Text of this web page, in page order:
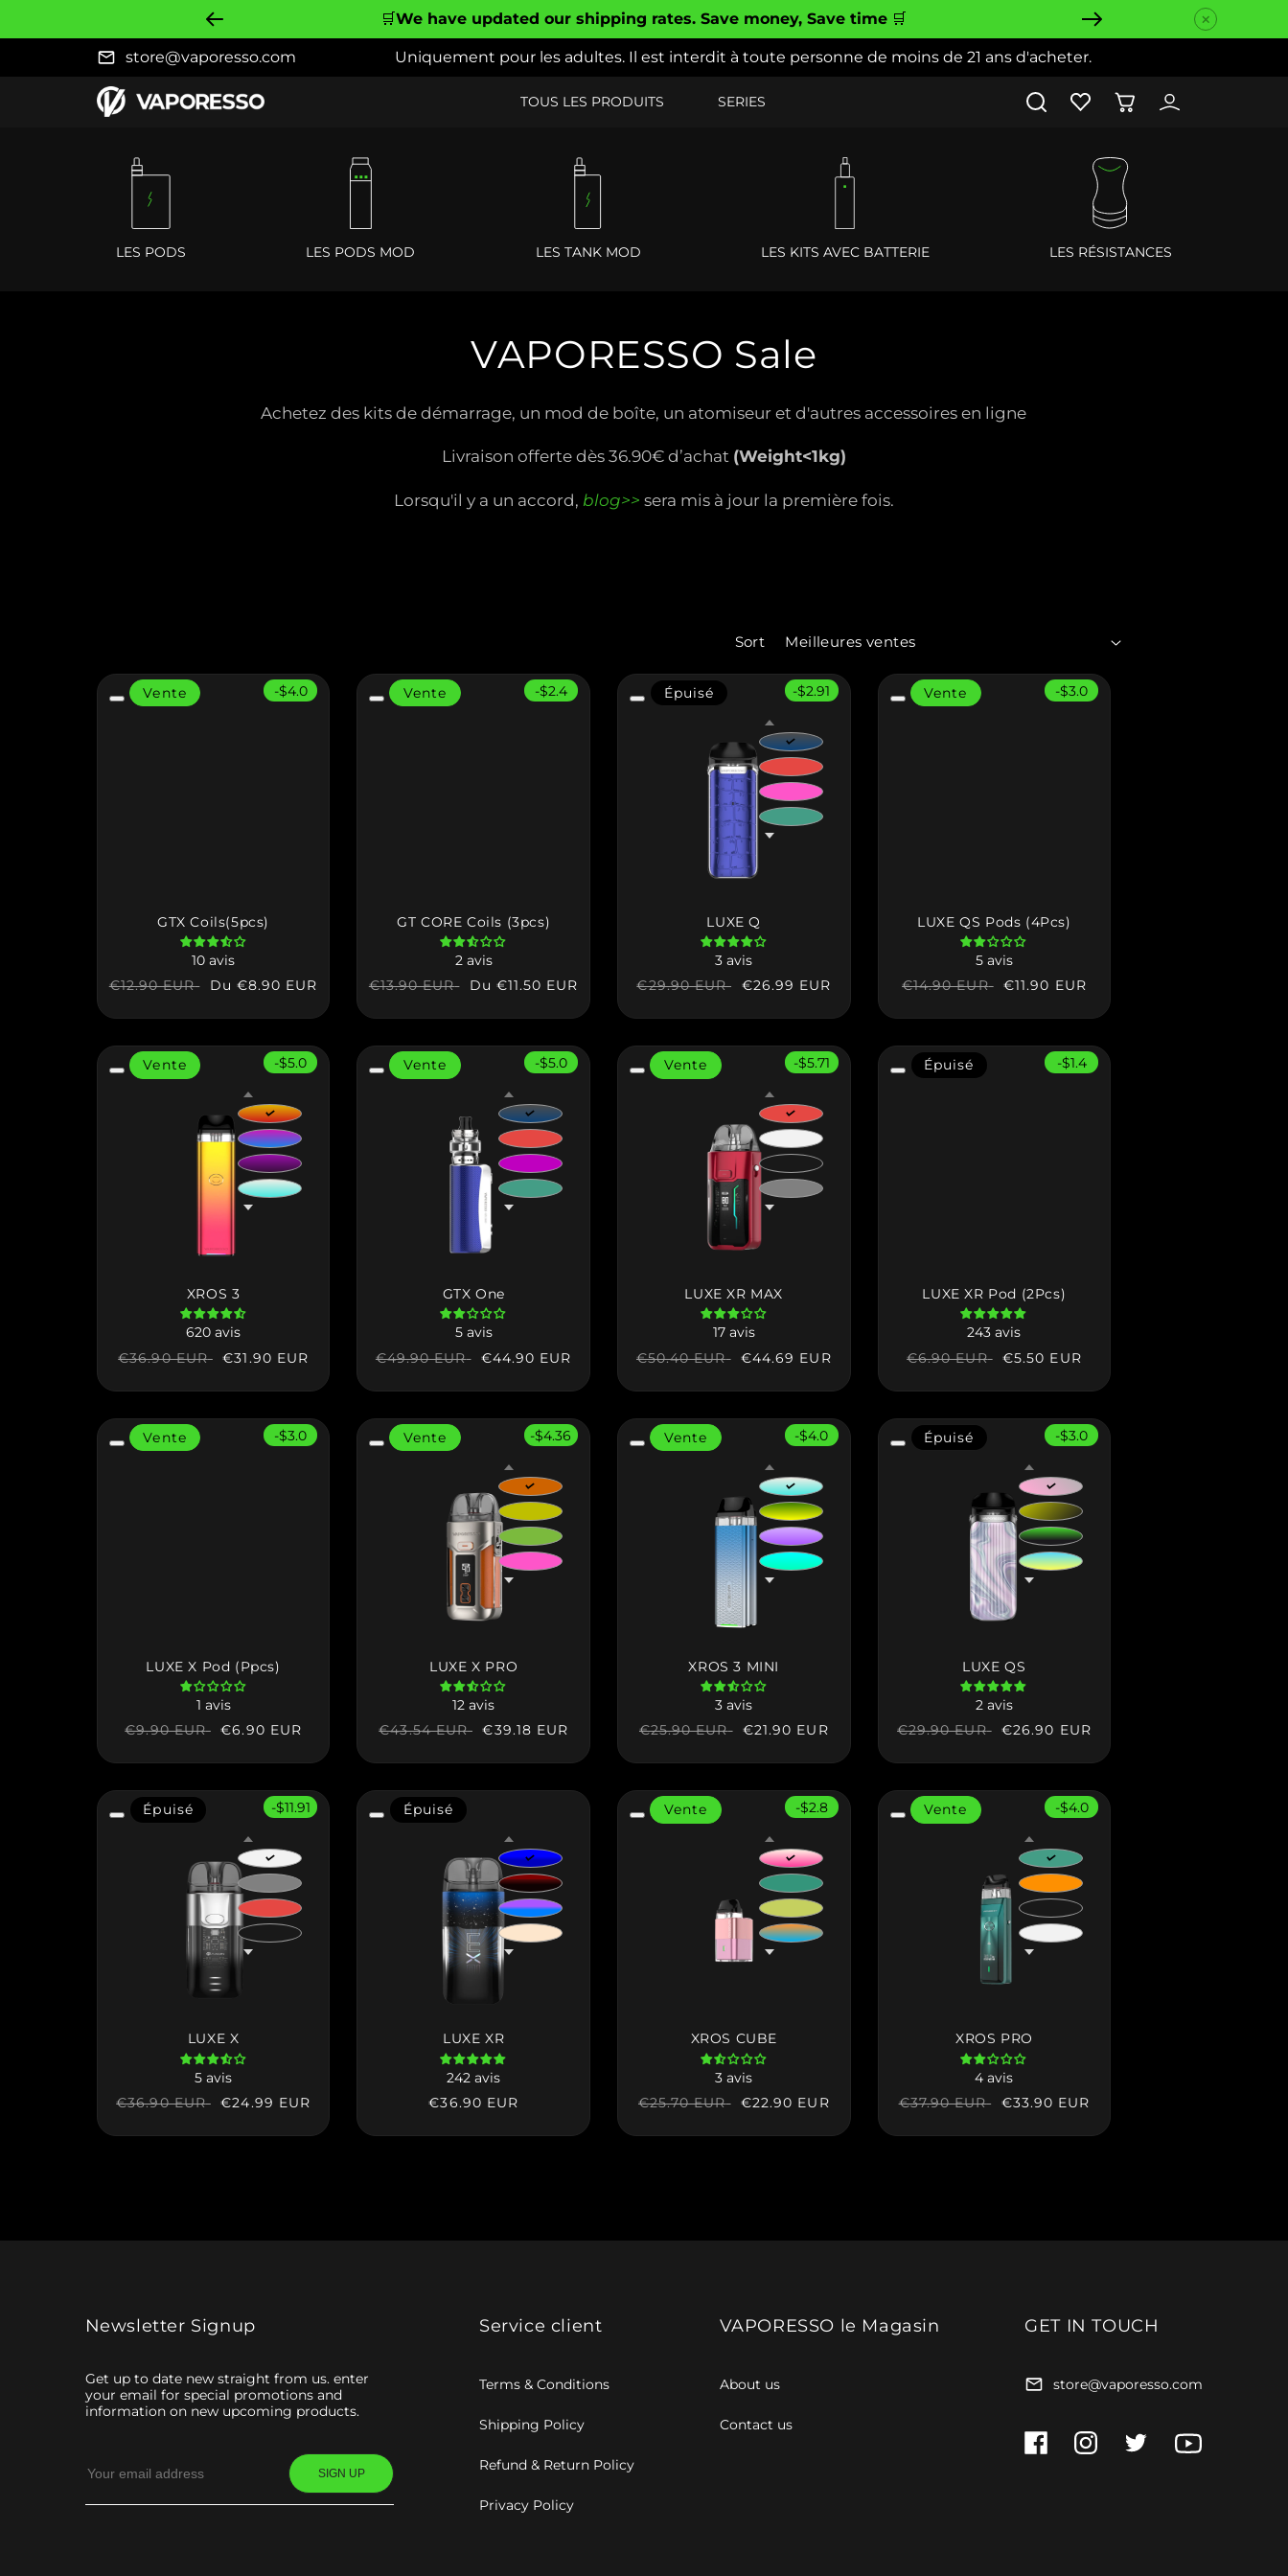
au
🛒We have updated our shipping rates. Save money, Save time 🛒
store@vaporesso.com Uniquement pour les adultes. Il est interdit à toute personne de moins de 21 ans d'acheter.
TOUS LES PRODUITS SERIES PanierConnexion
LES PODS LES PODS MOD LES TANK MOD LES KITS AVEC BATTERIE LES RÉSISTANCES
VAPORESSO Sale
Achetez des kits de démarrage, un mod de boîte, un atomiseur et d'autres accessoires en ligne
Livraison offerte dès 36.90€ d’achat (Weight<1kg)
Lorsqu'il y a un accord, blog>> sera mis à jour la première fois.
Sort
-$4.0
Vente
GTX Coils(5pcs)
10 avis
Prix
€12.90 EUR
Prix
Du €8.90 EUR
-$2.4
Vente
GT CORE Coils (3pcs)
2 avis
Prix
€13.90 EUR
Prix
Du€11.50 EUR
-$2.91
Épuisé
LUXE Q
3 avis
Prix
€29.90 EUR
Prix
€26.99 EUR
-$3.0
Vente
LUXE QS Pods (4Pcs)
5 avis
Prix
€14.90 EUR
Prix
€11.90 EUR
-$5.0
Vente
XROS 3
620 avis
Prix
€36.90 EUR
Prix
€31.90 EUR
-$5.0
Vente
GTX One
5 avis
Prix
€49.90 EUR
Prix
€44.90 EUR
-$5.71
Vente
LUXE XR MAX
17 avis
Prix
€50.40 EUR
Prix
€44.69 EUR
-$1.4
Épuisé
LUXE XR Pod (2Pcs)
243 avis
Prix
€6.90 EUR
Prix
€5.50 EUR
-$3.0
Vente
LUXE X Pod (Ppcs)
1 avis
Prix
€9.90 EUR
Prix
€6.90 EUR
-$4.36
Vente
LUXE X PRO
12 avis
Prix
€43.54 EUR
Prix
€39.18 EUR
-$4.0
Vente
XROS 3 MINI
3 avis
Prix
€25.90 EUR
Prix
€21.90 EUR
-$3.0
Épuisé
LUXE QS
2 avis
Prix
€29.90 EUR
Prix
€26.90 EUR
-$11.91
Épuisé
LUXE X
5 avis
Prix
€36.90 EUR
Prix
€24.99 EUR
Épuisé
LUXE XR
242 avis
Prix
€36.90 EUR
-$2.8
Vente
XROS CUBE
3 avis
Prix
€25.70 EUR
Prix
€22.90 EUR
-$4.0
Vente
XROS PRO
4 avis
Prix
€37.90 EUR
Prix
€33.90 EUR
Newsletter Signup
Get up to date new straight from us. enter
your email for special promotions and
information on new upcoming products.
SIGN UP
Service client
Terms & Conditions
Shipping Policy
Refund & Return Policy
Privacy Policy
VAPORESSO le Magasin
About us
Contact us
GET IN TOUCH
store@vaporesso.com